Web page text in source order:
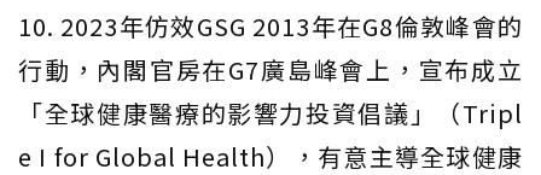
10. 2023年仿效GSG 2013年在G8倫敦峰會的
行動，內閣官房在G7廣島峰會上，宣布成立
「全球健康醫療的影響力投資倡議」（Tripl
e I for Global Health），有意主導全球健康